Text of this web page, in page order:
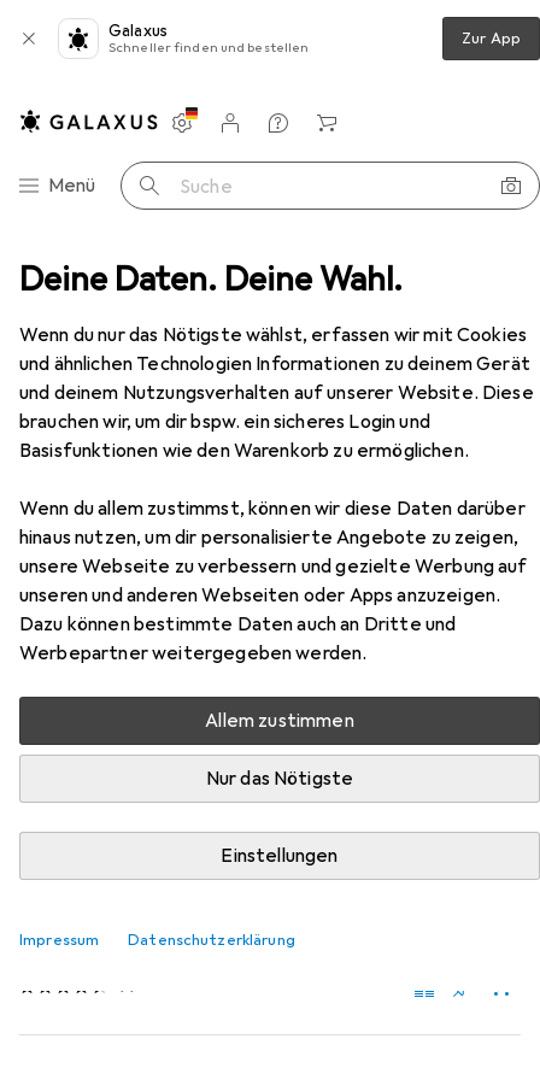
Deine Daten. Deine Wahl.
Wenn du nur das Nötigste wählst, erfassen wir mit Cookies
und ähnlichen Technologien Informationen zu deinem Gerät
und deinem Nutzungsverhalten auf unserer Website. Diese
brauchen wir, um dir bspw. ein sicheres Login und
Basisfunktionen wie den Warenkorb zu ermöglichen.
Wenn du allem zustimmst, können wir diese Daten darüber
hinaus nutzen, um dir personalisierte Angebote zu zeigen,
unsere Webseite zu verbessern und gezielte Werbung auf
unseren und anderen Webseiten oder Apps anzuzeigen.
Dazu können bestimmte Daten auch an Dritte und
Werbepartner weitergegeben werden.
Allem zustimmen
Nur das Nötigste
Einstellungen
Impressum Datenschutzerklärung
Galaxus
Schneller finden und bestellen Zur App
Navigation nach Kategorien
Menü Suche
Einstellungen
Kundenkonto
Vergleichslisten
Merklisten
Warenkorb
Kommode + Sideboard Vicco Eliza
EUR
160,53
Eliza
80 x 42 x 81.50 cm
Zubehör für Vicco Eliza
Hier findest du passendes Zubehör zum Produkt Vicco
Eliza aus der Kategorie Möbelgleiter + Schutzpuffer.
Möbelgleiter + Schutzpuffer
Anschlagdämpfer, 8 Stk.
97